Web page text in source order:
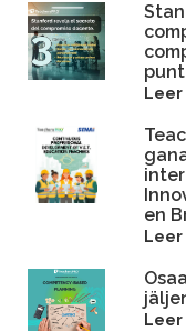
Leer
en
Leer
Leer